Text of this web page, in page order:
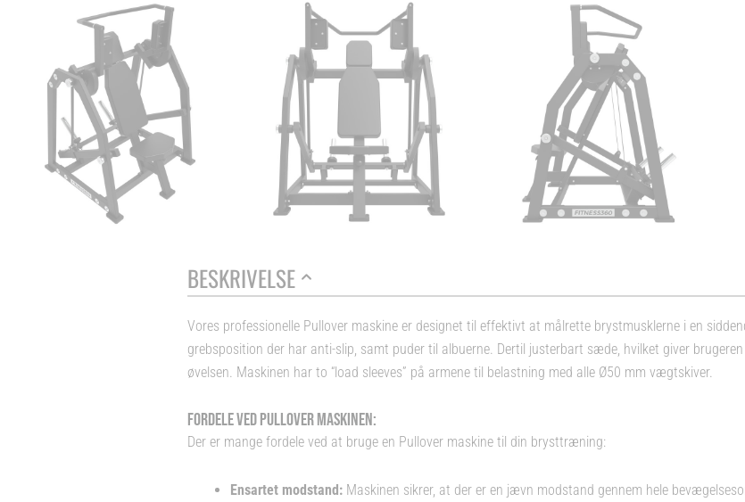
BESKRIVELSE
Vores professionelle Pullover maskine er designet til effektivt at målrette brystmusklerne i en
grebsposition der har anti-slip, samt puder til albuerne. Dertil justerbart sæde, hvilket giver
øvelsen. Maskinen har to “load sleeves” på armene til belastning med alle Ø50 mm vægtskiver.
FORDELE VED PULLOVER MASKINEN:
Der er mange fordele ved at bruge en Pullover maskine til din brysttræning:
Ensartet modstand: Maskinen sikrer, at der er en jævn modstand gennem hele